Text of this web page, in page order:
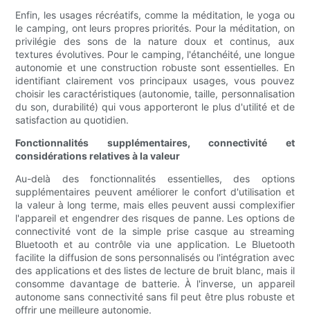
Enfin, les usages récréatifs, comme la méditation, le yoga ou
le camping, ont leurs propres priorités. Pour la méditation, on
privilégie des sons de la nature doux et continus, aux
textures évolutives. Pour le camping, l'étanchéité, une longue
autonomie et une construction robuste sont essentielles. En
identifiant clairement vos principaux usages, vous pouvez
choisir les caractéristiques (autonomie, taille, personnalisation
du son, durabilité) qui vous apporteront le plus d'utilité et de
satisfaction au quotidien.
Fonctionnalités supplémentaires, connectivité et
considérations relatives à la valeur
Au-delà des fonctionnalités essentielles, des options
supplémentaires peuvent améliorer le confort d'utilisation et
la valeur à long terme, mais elles peuvent aussi complexifier
l'appareil et engendrer des risques de panne. Les options de
connectivité vont de la simple prise casque au streaming
Bluetooth et au contrôle via une application. Le Bluetooth
facilite la diffusion de sons personnalisés ou l'intégration avec
des applications et des listes de lecture de bruit blanc, mais il
consomme davantage de batterie. À l'inverse, un appareil
autonome sans connectivité sans fil peut être plus robuste et
offrir une meilleure autonomie.